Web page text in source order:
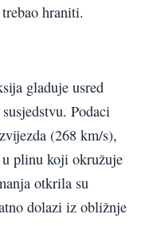
hraniti.
gladuje usred
Podaci
(268 km/s),
u plinu koji okružuje
otkrila su
dolazi iz obližnje